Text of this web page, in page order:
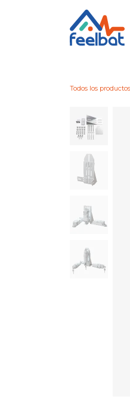
Todos los productos